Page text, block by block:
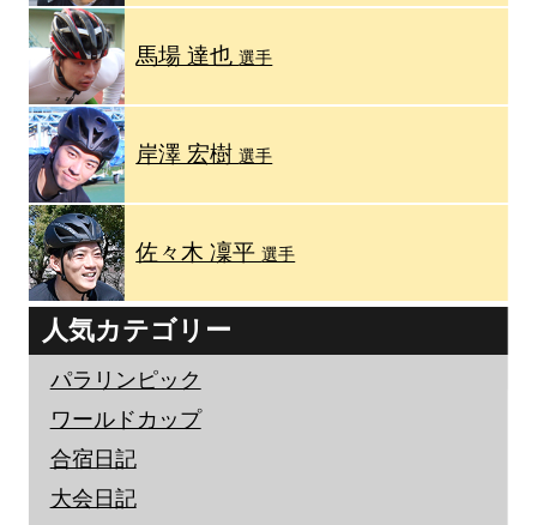
馬場 達也選手
岸澤 宏樹選手
佐々木 凜平選手
人気カテゴリー
パラリンピック
ワールドカップ
合宿日記
大会日記